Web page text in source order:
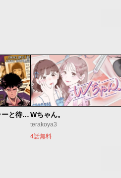
今夜もシリアルキラーと待ち合わせWちゃん。
terakoya3
4話無料